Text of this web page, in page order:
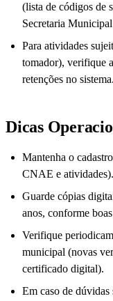
(lista de códigos de
Secretaria
Para atividades
tomador), verifique
retenções no sistema.
Dicas
Mantenha o
CNAE e atividades).
Guarde cópias
anos, conforme
Verifique
municipal (novas
certificado digital).
Em caso de